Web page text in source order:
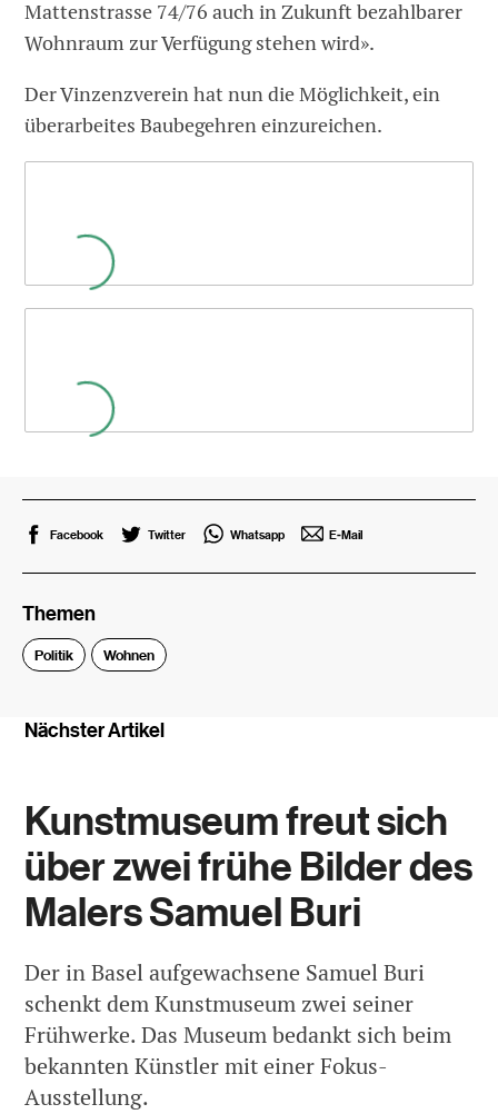
Mattenstrasse 74/76 auch in Zukunft bezahlbarer
Wohnraum zur Verfügung stehen wird».
Der Vinzenzverein hat nun die Möglichkeit, ein
überarbeites Baubegehren einzureichen.
Facebook Twitter Whatsapp E-Mail
Themen
Politik Wohnen
Nächster Artikel
Kunstmuseum freut sich
über zwei frühe Bilder des
Malers Samuel Buri
Der in Basel aufgewachsene Samuel Buri
schenkt dem Kunstmuseum zwei seiner
Frühwerke. Das Museum bedankt sich beim
bekannten Künstler mit einer Fokus-
Ausstellung.